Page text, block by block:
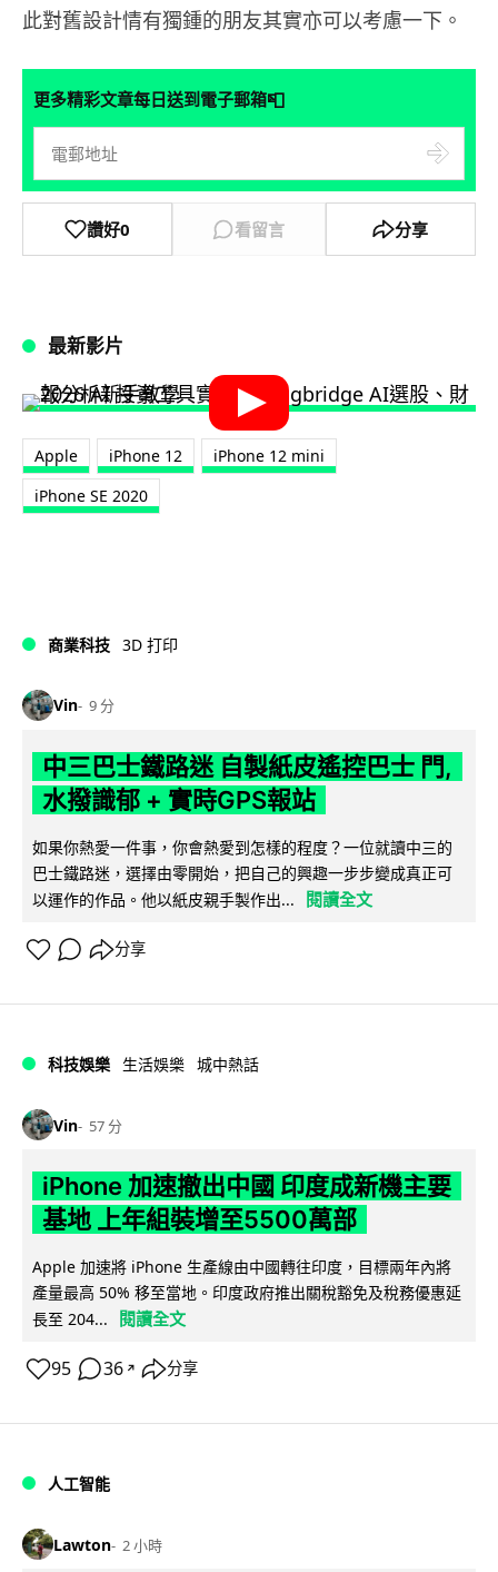
此對舊設計情有獨鍾的朋友其實亦可以考慮一下。
更多精彩文章每日送到電子郵箱📮
讚好0 看留言 分享
最新影片
Apple iPhone 12
iPhone 12 mini
iPhone SE 2020
商業科技 3D 打印
Vin 9 分
中三巴士鐵路迷 自製紙皮遙控巴士 門,
水撥識郁 + 實時GPS報站
如果你熱愛一件事，你會熱愛到怎樣的程度？一位就讀中三的
巴士鐵路迷，選擇由零開始，把自己的興趣一步步變成真正可
以運作的作品。他以紙皮親手製作出...
閱讀全文
分享
科技娛樂 生活娛樂 城中熱話
Vin 57 分
iPhone 加速撤出中國 印度成新機主要
基地 上年組裝增至5500萬部
Apple 加速將 iPhone 生產線由中國轉往印度，目標兩年內將
產量最高 50% 移至當地。印度政府推出關稅豁免及稅務優惠延
長至 204...
閱讀全文
95 36 ↗ 分享
人工智能
Lawton 2 小時